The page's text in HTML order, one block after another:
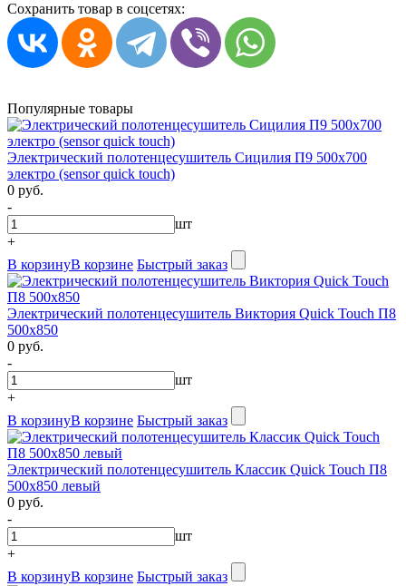
Сохранить товар в соцсетях:
Популярные товары
Электрический полотенцесушитель Сицилия П9 500х700
электро (sensor quick touch)
0 руб.
-
шт
+
В корзинуВ корзине Быстрый заказ
Электрический полотенцесушитель Виктория Quick Touch П8
500х850
0 руб.
-
шт
+
В корзинуВ корзине Быстрый заказ
Электрический полотенцесушитель Классик Quick Touch П8
500х850 левый
0 руб.
-
шт
+
В корзинуВ корзине Быстрый заказ